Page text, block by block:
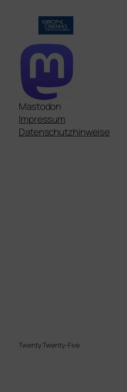
Mastodon
Impressum
Datenschutzhinweise
Twenty Twenty-Five